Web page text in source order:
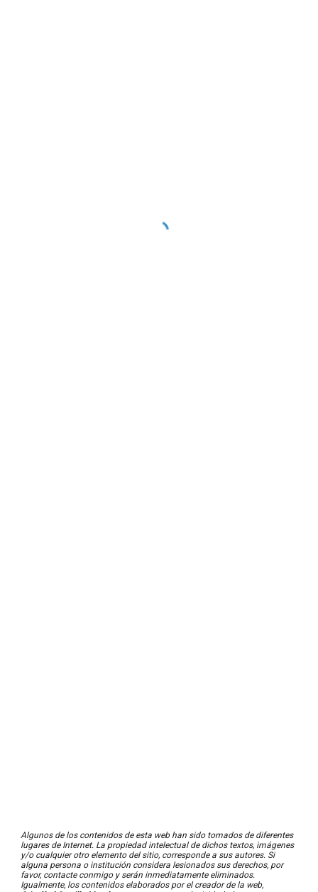
Algunos de los contenidos de esta web han sido tomados de diferentes
lugares de Internet. La propiedad intelectual de dichos textos, imágenes
y/o cualquier otro elemento del sitio, corresponde a sus autores. Si
alguna persona o institución considera lesionados sus derechos, por
favor, contacte conmigo y serán inmediatamente eliminados.
Igualmente, los contenidos elaborados por el creador de la web,